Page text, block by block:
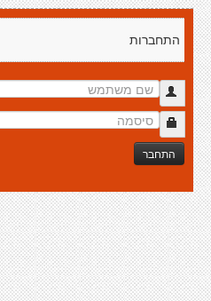
התחברות
התחבר